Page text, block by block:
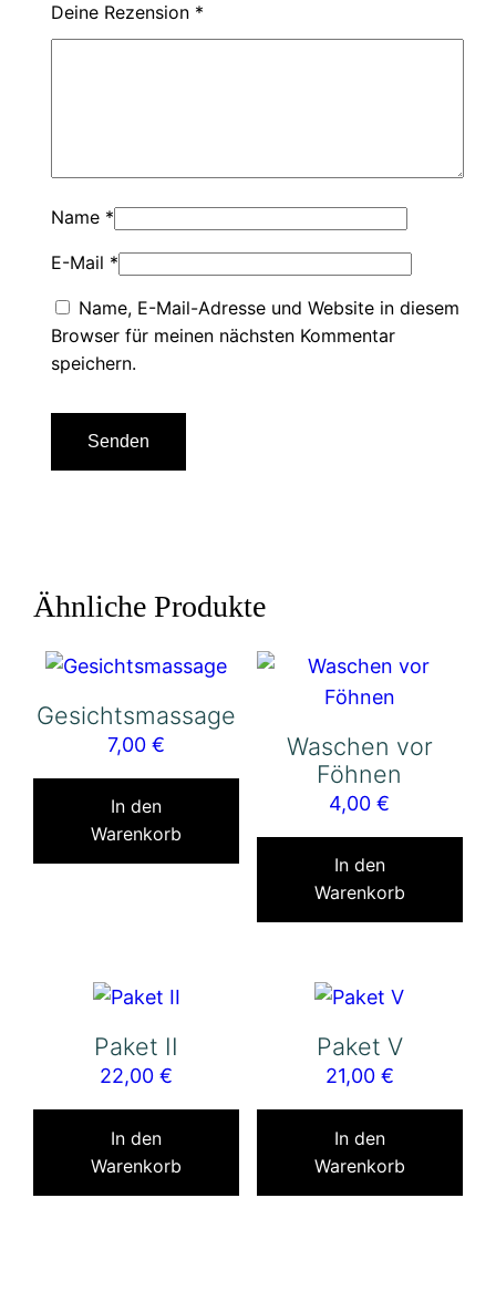
Deine Rezension *
Name *
E-Mail *
Name, E-Mail-Adresse und Website in diesem
Browser für meinen nächsten Kommentar
speichern.
Ähnliche Produkte
Gesichtsmassage
7,00€
In den
Warenkorb
Waschen vor
Föhnen
4,00€
In den
Warenkorb
Paket II
22,00€
In den
Warenkorb
Paket V
21,00 €
In den
Warenkorb